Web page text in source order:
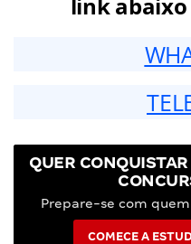
QUER
Prepare-se com
COMECE A